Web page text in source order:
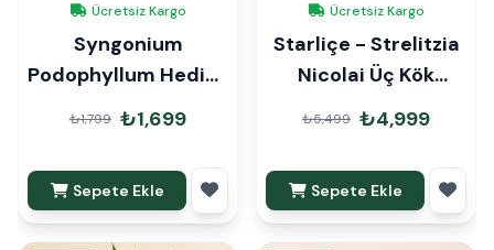
Ücretsiz Kargo
Syngonium
Podophyllum Hediye
Paketli
₺1,799 ₺1,699
Sepete Ekle
Ücretsiz Kargo
Starliçe - Strelitzia
Nicolai Üç Kök
160cm
₺5,499 ₺4,999
Sepete Ekle